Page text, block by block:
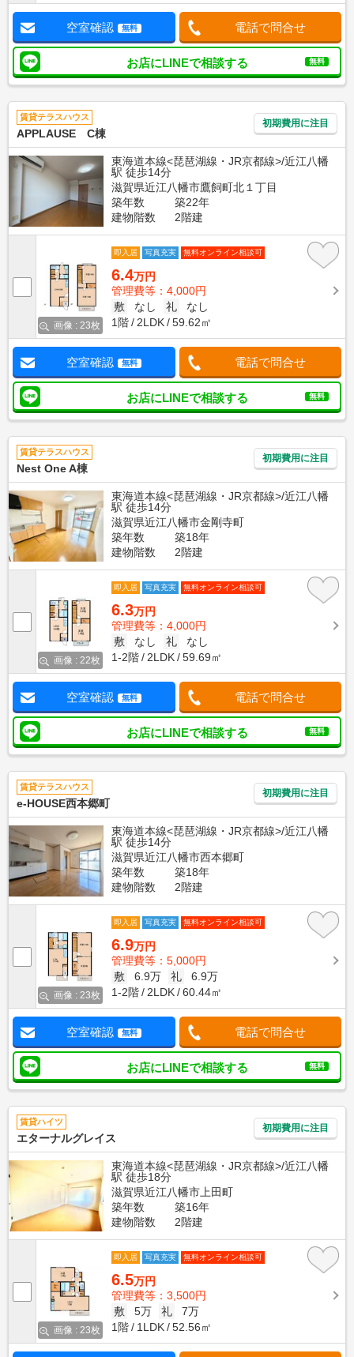
空室確認 無料 電話で問合せ
お店にLINEで相談する 無料
賃貸テラスハウス
APPLAUSE C棟
初期費用に注目
東海道本線<琵琶湖線・JR京都線>/近江八幡
駅 徒歩14分
滋賀県近江八幡市鷹飼町北１丁目
築年数
築22年
建物階数
2階建
画像 : 23枚
即入居 写真充実 無料オンライン相談可
6.4万円
管理費等：4,000円
敷
なし 礼
なし
1階
2LDK 59.62㎡
空室確認 無料 電話で問合せ
お店にLINEで相談する 無料
賃貸テラスハウス
Nest One A棟
初期費用に注目
東海道本線<琵琶湖線・JR京都線>/近江八幡
駅 徒歩14分
滋賀県近江八幡市金剛寺町
築年数
築18年
建物階数
2階建
画像 : 22枚
即入居 写真充実 無料オンライン相談可
6.3万円
管理費等：4,000円
敷
なし 礼
なし
1-2階
2LDK 59.69㎡
空室確認 無料 電話で問合せ
お店にLINEで相談する 無料
賃貸テラスハウス
e-HOUSE西本郷町
初期費用に注目
東海道本線<琵琶湖線・JR京都線>/近江八幡
駅 徒歩14分
滋賀県近江八幡市西本郷町
築年数
築18年
建物階数
2階建
画像 : 23枚
即入居 写真充実 無料オンライン相談可
6.9万円
管理費等：5,000円
敷
6.9万 礼
6.9万
1-2階
2LDK 60.44㎡
空室確認 無料 電話で問合せ
お店にLINEで相談する 無料
賃貸ハイツ
エターナルグレイス
初期費用に注目
東海道本線<琵琶湖線・JR京都線>/近江八幡
駅 徒歩18分
滋賀県近江八幡市上田町
築年数
築16年
建物階数
2階建
画像 : 23枚
即入居 写真充実 無料オンライン相談可
6.5万円
管理費等：3,500円
敷
5万 礼
7万
1階
1LDK 52.56㎡